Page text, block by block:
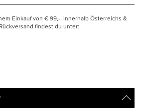
Einkauf von € 99,-, innerhalb Österreichs &
findest du unter: